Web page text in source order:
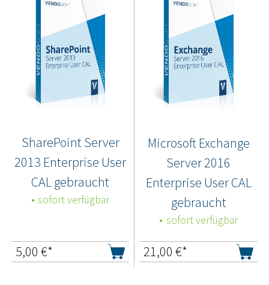
SharePoint Server
2013 Enterprise User
CAL gebraucht
sofort verfügbar
5,00 €*
Microsoft Exchange
Server 2016
Enterprise User CAL
gebraucht
sofort verfügbar
21,00 €*